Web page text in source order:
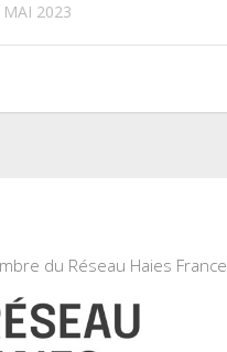
MAI 2023
du Réseau Haies France